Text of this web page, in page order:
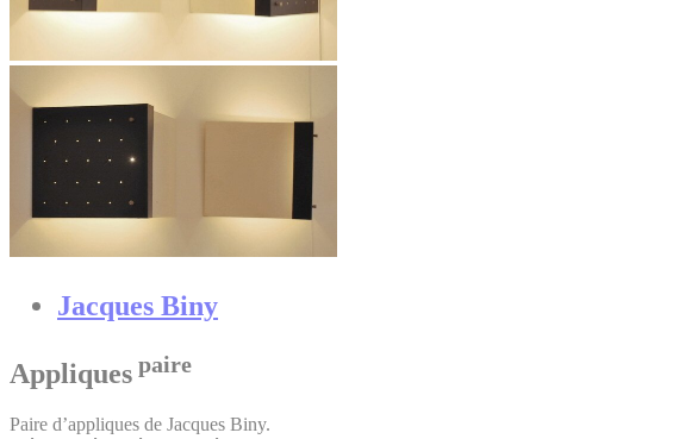
Jacques Biny
Appliques paire
Paire d’appliques de Jacques Biny.